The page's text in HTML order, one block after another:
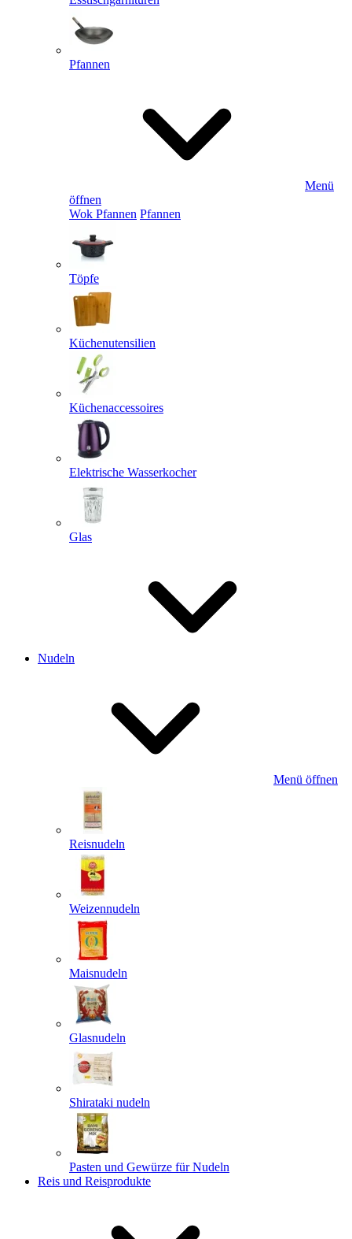
Pfannen
Menü
öffnen
Wok Pfannen Pfannen
Töpfe
Küchenutensilien
Küchenaccessoires
Elektrische Wasserkocher
Glas
Nudeln
Menü öffnen
Reisnudeln
Weizennudeln
Maisnudeln
Glasnudeln
Shirataki nudeln
Pasten und Gewürze für Nudeln
Reis und Reisprodukte